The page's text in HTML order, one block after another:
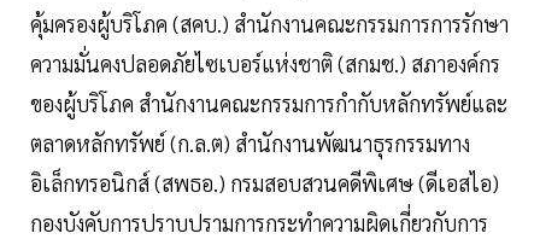
คุ้มครองผู้บริโภค (สคบ.) สำนักงานคณะกรรมการการรักษา
ความมั่นคงปลอดภัยไซเบอร์แห่งชาติ (สกมช.) สภาองค์กร
ของผู้บริโภค สำนักงานคณะกรรมการกำกับหลักทรัพย์และ
ตลาดหลักทรัพย์ (ก.ล.ต) สำนักงานพัฒนาธุรกรรมทาง
อิเล็กทรอนิกส์ (สพธอ.) กรมสอบสวนคดีพิเศษ (ดีเอสไอ)
กองบังคับการปราบปรามการกระทำความผิดเกี่ยวกับการ